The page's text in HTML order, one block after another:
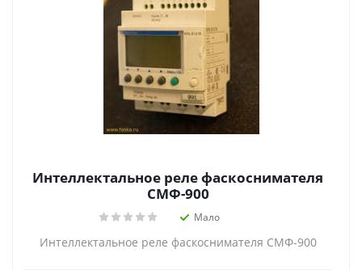
Интеллектальное реле фаскоснимателя
СМФ-900
Мало
Интеллектальное реле фаскоснимателя СМФ-900